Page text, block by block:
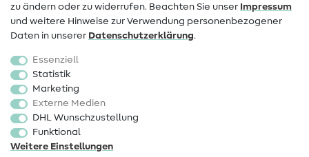
Stoffe
Sale
Schnittmuster
zu ändern oder zu widerrufen. Beachten Sie unser Impressum
und weitere Hinweise zur Verwendung personenbezogener
Daten in unserer Daten­schutz­erklärung.
Essenziell
Statistik
Marketing
Externe Medien
DHL Wunschzustellung
Funktional
Weitere Einstellungen